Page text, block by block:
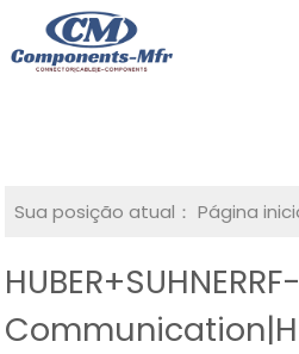
Sua posição atual： Página